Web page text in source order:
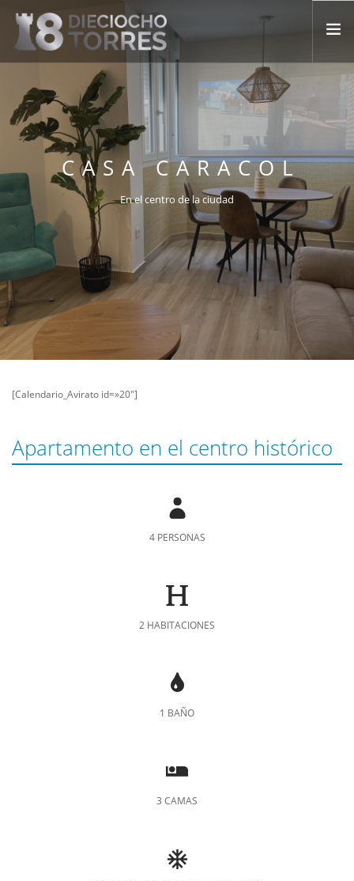
INICIO
NOSOTROS
APARTAMENTOS
BLOG
CONTACTO
CASA CARACOL
En el centro de la ciudad
[Calendario_Avirato id=»20″]
Apartamento en el centro histórico
4 PERSONAS
2 HABITACIONES
1 BAÑO
3 CAMAS